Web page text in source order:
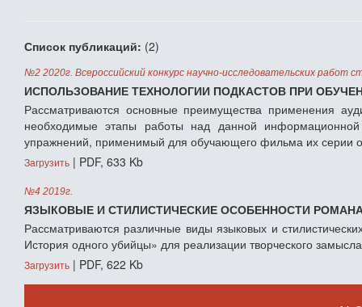
Список публикаций: (2)
№2 2020г. Всероссийский конкурс научно-исследовательских работ
ИСПОЛЬЗОВАНИЕ ТЕХНОЛОГИИ ПОДКАСТОВ ПРИ
Рассматриваются основные преимущества применения
необходимые этапы работы над данной информационной
упражнений, применимый для обучающего фильма их серии
Загрузить | PDF, 633 Kb
№4 2019г.
ЯЗЫКОВЫЕ И СТИЛИСТИЧЕСКИЕ ОСОБЕННОСТИ
Рассматриваются различные виды языковых и
История одного убийцы» для реализации творческого
Загрузить | PDF, 622 Kb